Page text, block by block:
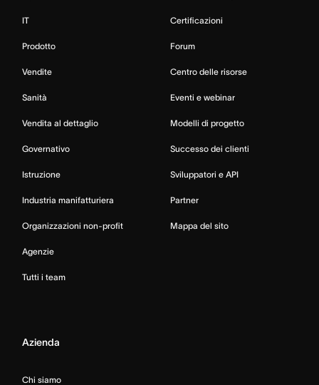
IT
Prodotto
Vendite
Sanità
Vendita al dettaglio
Governativo
Istruzione
Industria manifatturiera
Organizzazioni non-profit
Agenzie
Tutti i team
Certificazioni
Forum
Centro delle risorse
Eventi e webinar
Modelli di progetto
Successo dei clienti
Sviluppatori e API
Partner
Mappa del sito
Azienda
Chi siamo